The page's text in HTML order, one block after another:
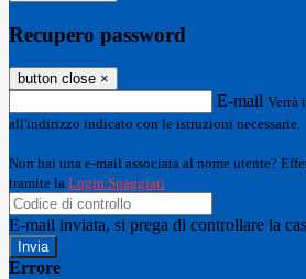
Recupero password
button close ×
E-mail Verrà
all'indirizzo indicato con le istruzioni necessarie.
Non hai una e-mail associata al nome utente?
tramite la Login Spaggiari
E-mail inviata, si prega di controllare la
Errore